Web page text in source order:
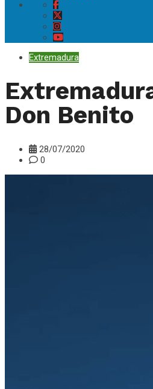
Extremadura
Don Benito
28/07/2020
0